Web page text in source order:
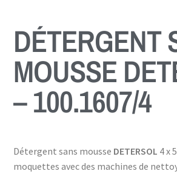
DÉTERGENT
MOUSSE
– 100.1607/4
Détergent sans mousse DETERSOL 4 x
moquettes avec des machines de